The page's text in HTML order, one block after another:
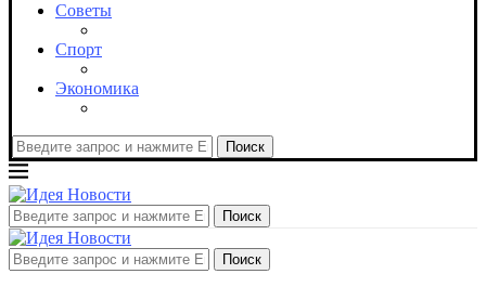
Советы
Спорт
Экономика
Поиск
Поиск
Поиск